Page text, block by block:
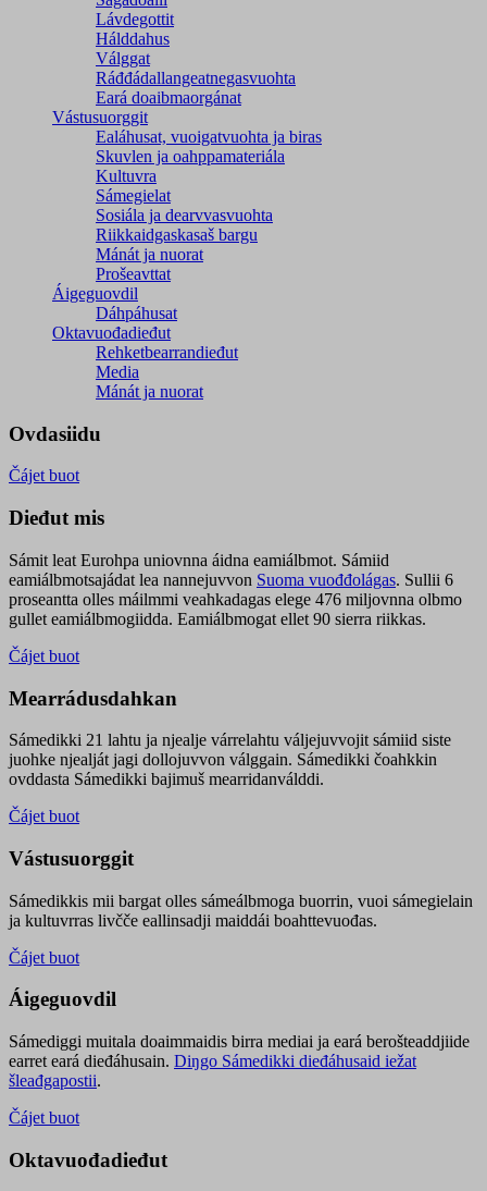
Lávdegottit
Hálddahus
Válggat
Ráđđádallangeatnegas­vuohta
Eará doaibmaorgánat
Vástusuorggit
Ealáhusat, vuoigatvuohta ja biras
Skuvlen ja oahppamateriála
Kultuvra
Sámegielat
Sosiála ja dearvvasvuohta
Riikkaidgaskasaš bargu
Mánát ja nuorat
Prošeavttat
Áigeguovdil
Dáhpáhusat
Oktavuođadieđut
Rehketbearrandieđut
Media
Mánát ja nuorat
Ovdasiidu
Čájet buot
Dieđut mis
Sámit leat Eurohpa uniovnna áidna eamiálbmot. Sámiid
eamiálbmotsajádat lea nannejuvvon Suoma vuođđolágas. Sullii 6
proseantta olles máilmmi veahkadagas elege 476 miljovnna olbmo
gullet eamiálbmogiidda. Eamiálbmogat ellet 90 sierra riikkas.
Čájet buot
Mearrádusdahkan
Sámedikki 21 lahtu ja njealje várrelahtu váljejuvvojit sámiid siste
juohke njealját jagi dollojuvvon válggain. Sámedikki čoahkkin
ovddasta Sámedikki bajimuš mearridanválddi.
Čájet buot
Vástusuorggit
Sámedikkis mii bargat olles sámeálbmoga buorrin, vuoi sámegielain
ja kultuvrras livčče eallinsadji maiddái boahttevuođas.
Čájet buot
Áigeguovdil
Sámediggi muitala doaimmaidis birra mediai ja eará berošteaddjiide
earret eará dieđáhusain. Diŋgo Sámedikki dieđáhusaid iežat
šleađgapostii.
Čájet buot
Oktavuođadieđut